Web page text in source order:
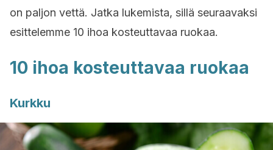
on paljon vettä. Jatka lukemista, sillä seuraavaksi
esittelemme 10 ihoa kosteuttavaa ruokaa.
10 ihoa kosteuttavaa ruokaa
Kurkku